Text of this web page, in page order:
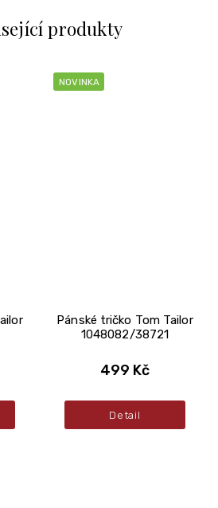
produkty
NOVINKA
Pánské tričko Tom Tailor
1048082/38721
499 Kč
Detail